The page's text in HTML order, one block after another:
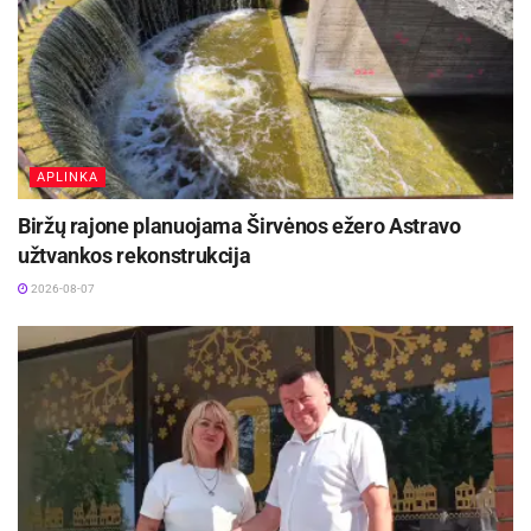
(pvz. gydymo ir reabilitacijos tikslais) gali būti
teikiama iš anksto įstaigą informavus apie
važiavimo poreikį.
Aktualios naujienos
Rugsėjį nemokamai „Lietuvos draudimas“
draudžia visus Lietuvos moksleivius nuo
nelaimingų atsitikimų kelyje
„Globalūs Zarasai“ subūrė kraštiečius iš įvairių
pasaulio kampelių
2026-08-08
Apibendrintai pristatytas vaikams su vidutine ir
sunkia negalia bei jų šeimos nariams būsimasis
APLINKA
Biržų rajone planuojama Širvėnos ežero Astravo
užtvankos rekonstrukcija
2026-08-07